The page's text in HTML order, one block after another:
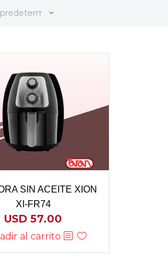
SIN ACEITE XION
XI-FR74
USD57.00
al carrito